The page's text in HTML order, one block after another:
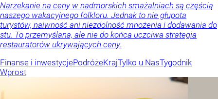
Narzekanie na ceny w nadmorskich smażalniach są częścią
naszego wakacyjnego folkloru. Jednak to nie głupota
turystów, naiwność ani niezdolność mnożenia i dodawania do
stu. To przemyślana, ale nie do końca uczciwa strategia
restauratorów ukrywających ceny.
Finanse i inwestycjePodróżeKrajTylko u NasTygodnik
Wprost